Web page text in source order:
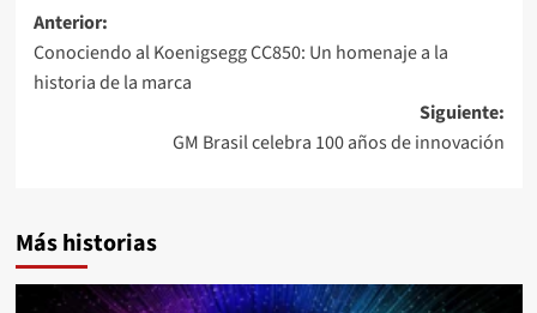
Navegación
de
entradas
Anterior:
Conociendo al Koenigsegg CC850: Un homenaje a la
historia de la marca
Siguiente:
GM Brasil celebra 100 años de innovación
Más historias